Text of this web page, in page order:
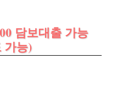
담보대출 가능
가능)